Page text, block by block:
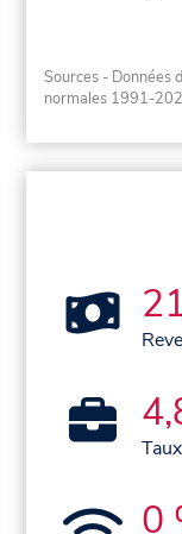
Sources - Données
normales 1991-
0